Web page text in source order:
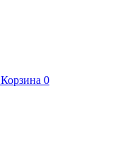
Корзина 0